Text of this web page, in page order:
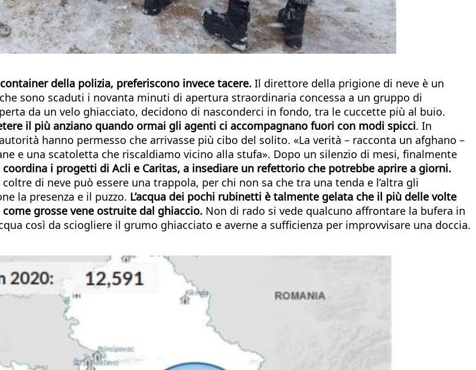
della polizia, preferiscono invece tacere. Il direttore della prigione di neve è un
sono scaduti i novanta minuti di apertura straordinaria concessa a un gruppo di
da un velo ghiacciato, decidono di nasconderci in fondo, tra le cuccette più al buio.
il più anziano quando ormai gli agenti ci accompagnano fuori con modi spicci. In
hanno permesso che arrivasse più cibo del solito. «La verità – racconta un afghano –
e una scatoletta che riscaldiamo vicino alla stufa». Dopo un silenzio di mesi, finalmente
coordina i progetti di Acli e Caritas, a insediare un refettorio che potrebbe aprire a giorni.
di neve può essere una trappola, per chi non sa che tra una tenda e l’altra gli
la presenza e il puzzo. L’acqua dei pochi rubinetti è talmente gelata che il più delle volte
grosse vene ostruite dal ghiaccio. Non di rado si vede qualcuno affrontare la bufera in
così da sciogliere il grumo ghiacciato e averne a sufficienza per improvvisare una doccia.